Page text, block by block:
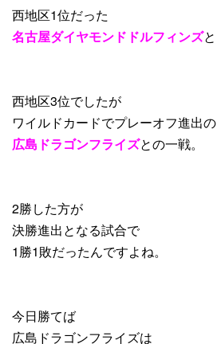
西地区1位だった
名古屋ダイヤモンドドルフィンズと
西地区3位でしたが
ワイルドカードでプレーオフ進出の
広島ドラゴンフライズとの一戦。
2勝した方が
決勝進出となる試合で
1勝1敗だったんですよね。
今日勝てば
広島ドラゴンフライズは